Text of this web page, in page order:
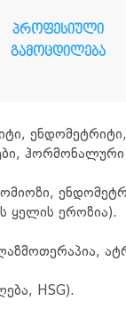
პროფესიული
გამოცდილება
ყელის ეროზია).
HSG).